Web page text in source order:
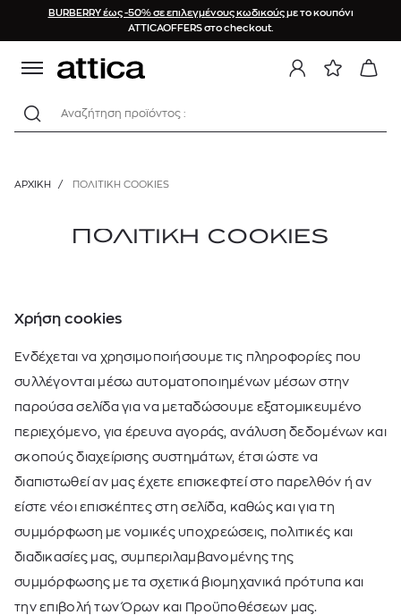
BURBERRY έως -50% σε επιλεγμένους κωδικούςμε το κουπόνι
ATTICAOFFERS στο checkout.
Αναζήτηση προϊόντος :
ΑΡΧΙΚΉ / ΠΟΛΙΤΙΚΉ COOKIES
ΠΟΛΙΤΙΚΗ COOKIES
Χρήση cookies
Ενδέχεται να χρησιμοποιήσουμε τις πληροφορίες που
συλλέγονται μέσω αυτοματοποιημένων μέσων στην
παρούσα σελίδα για να μεταδώσουμε εξατομικευμένο
περιεχόμενο, για έρευνα αγοράς, ανάλυση δεδομένων και
σκοπούς διαχείρισης συστημάτων, έτσι ώστε να
διαπιστωθεί αν μας έχετε επισκεφτεί στο παρελθόν ή αν
είστε νέοι επισκέπτες στη σελίδα, καθώς και για τη
συμμόρφωση με νομικές υποχρεώσεις, πολιτικές και
διαδικασίες μας, συμπεριλαμβανομένης της
συμμόρφωσης με τα σχετικά βιομηχανικά πρότυπα και
την επιβολή των Όρων και Προϋποθέσεων μας.